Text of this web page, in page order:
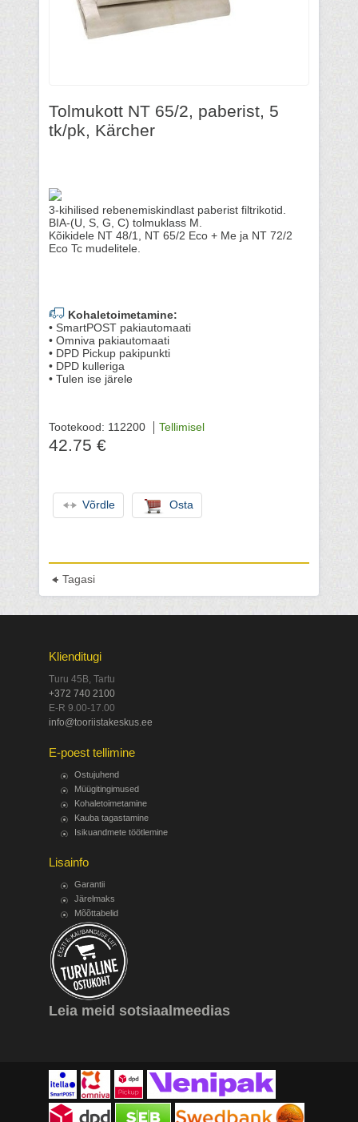
Tolmukott NT 65/2, paberist, 5
tk/pk, Kärcher
3-kihilised rebenemiskindlast paberist filtrikotid.
BIA-(U, S, G, C) tolmuklass M.
Kõikidele NT 48/1, NT 65/2 Eco + Me ja NT 72/2
Eco Tc mudelitele.
Kohaletoimetamine:
• SmartPOST pakiautomaati
• Omniva pakiautomaati
• DPD Pickup pakipunkti
• DPD kulleriga
• Tulen ise järele
Tootekood: 112200 Tellimisel
42.75 €
Võrdle Osta
Tagasi
Klienditugi
Turu 45B, Tartu
+372 740 2100
E-R 9.00-17.00
info@tooriistakeskus.ee
E-poest tellimine
Ostujuhend
Müügitingimused
Kohaletoimetamine
Kauba tagastamine
Isikuandmete töötlemine
Lisainfo
Garantii
Järelmaks
Mõõttabelid
Leia meid sotsiaalmeedias